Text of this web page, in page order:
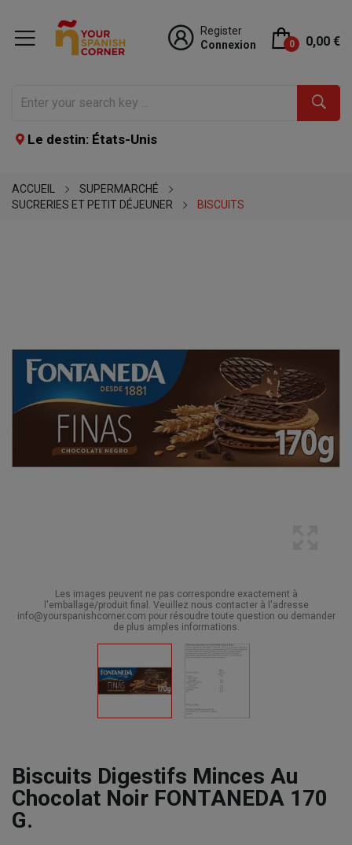
Register
Connexion
0 0,00 €
Le destin: États-Unis
ACCUEIL
SUPERMARCHÉ
SUCRERIES ET PETIT DÉJEUNER
BISCUITS
Les images peuvent ne pas correspondre exactement à
l'emballage/produit final. Veuillez nous contacter à l'adresse
info@yourspanishcorner.com pour résoudre toute question ou demander
de plus amples informations.
Biscuits Digestifs Minces Au
Chocolat Noir FONTANEDA 170
G.